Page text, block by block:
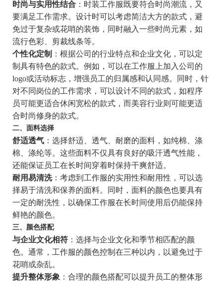
时尚与实用性结合：时装工作服既要符合时尚潮流，又
要满足工作需求。设计时可以考虑简洁大方的款式，避
免过于复杂或花哨的装饰，同时融入一些时尚元素，如
流行色彩、剪裁线条等。
个性化定制 ：根据公司的行业特点和企业文化，可以定
制具有特色的款式。例如，可以在工作服上加入公司的
logo或活动标志，增强员工的归属感和认同感。同时，针
对不同岗位的工作需求，可以设计不同的款式，如程序
员可能更适合休闲宽松的款式，而美容行业则可能更适
合时尚修身的款式。
二、面料选择
舒适透气：选择舒适、透气、耐磨的面料，如纯棉、涤
棉、涤纶等。这些面料不仅具有良好的吸汗透气性能，
还能保证员工在长时间穿着时保持干爽舒适。
耐用易清洗：考虑到工作服的实用性和耐用性，可以选
择易于清洗和保养的面料。同时，面料的颜色也要具有
一定的耐洗性，以确保工作服在长时间使用后仍能保持
鲜艳的颜色。
三、颜色搭配
与企业文化相符：选择与企业文化和季节相匹配的颜
色。通常，工作服的颜色控制在三种以内，以避免过于
花哨或杂乱。
提升整体形象 ：合理的颜色搭配可以提升员工的整体形